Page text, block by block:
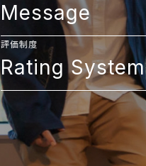
Message
評価制度
Rating System